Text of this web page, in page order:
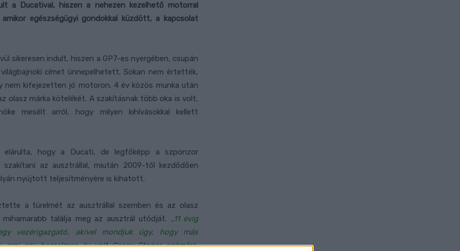
a Ducatival, hiszen a nehezen kezelhető motorral
egészségügyi gondokkal küzdött, a kapcsolat
sikeresen indult, hiszen a GP7-es nyergében, csupán
címet ünnepelhetett. Sokan nem értették,
nem kifejezetten jó motoron. 4 év közös munka után
olasz márka kötelékét. A szakításnak több oka is volt,
mesélt arról, hogy milyen kihívásokkal kellett
elárulta, hogy a Ducati, de legfőképp a szponzor
az ausztrállal, miután 2009-től kezdődően
nyújtott teljesítményére is kihatott.
a türelmét az ausztrállal szemben és az olasz
találja meg az ausztrál utódját. „11 évig
vezérigazgató, akivel mondjuk úgy, hogy más
ami egy borzalmas év volt Casey Stoner számára,